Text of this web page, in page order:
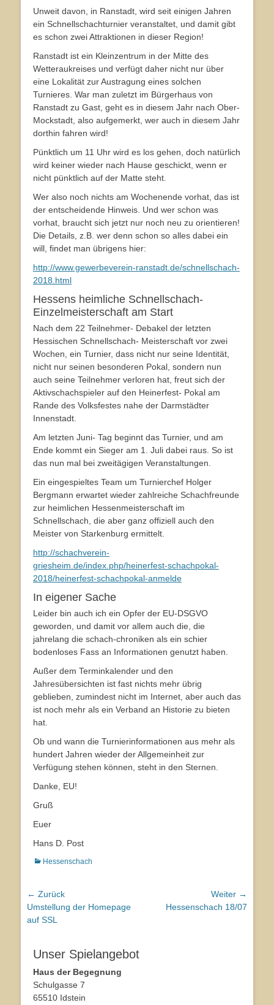
Unweit davon, in Ranstadt, wird seit einigen Jahren
ein Schnellschachturnier veranstaltet, und damit gibt
es schon zwei Attraktionen in dieser Region!
Ranstadt ist ein Kleinzentrum in der Mitte des
Wetteraukreises und verfügt daher nicht nur über
eine Lokalität zur Austragung eines solchen
Turnieres. War man zuletzt im Bürgerhaus von
Ranstadt zu Gast, geht es in diesem Jahr nach Ober-
Mockstadt, also aufgemerkt, wer auch in diesem Jahr
dorthin fahren wird!
Pünktlich um 11 Uhr wird es los gehen, doch natürlich
wird keiner wieder nach Hause geschickt, wenn er
nicht pünktlich auf der Matte steht.
Wer also noch nichts am Wochenende vorhat, das ist
der entscheidende Hinweis. Und wer schon was
vorhat, braucht sich jetzt nur noch neu zu orientieren!
Die Details, z.B. wer denn schon so alles dabei ein
will, findet man übrigens hier:
http://www.gewerbeverein-ranstadt.de/schnellschach-
2018.html
Hessens heimliche Schnellschach-
Einzelmeisterschaft am Start
Nach dem 22 Teilnehmer- Debakel der letzten
Hessischen Schnellschach- Meisterschaft vor zwei
Wochen, ein Turnier, dass nicht nur seine Identität,
nicht nur seinen besonderen Pokal, sondern nun
auch seine Teilnehmer verloren hat, freut sich der
Aktivschachspieler auf den Heinerfest- Pokal am
Rande des Volksfestes nahe der Darmstädter
Innenstadt.
Am letzten Juni- Tag beginnt das Turnier, und am
Ende kommt ein Sieger am 1. Juli dabei raus. So ist
das nun mal bei zweitägigen Veranstaltungen.
Ein eingespieltes Team um Turnierchef Holger
Bergmann erwartet wieder zahlreiche Schachfreunde
zur heimlichen Hessenmeisterschaft im
Schnellschach, die aber ganz offiziell auch den
Meister von Starkenburg ermittelt.
http://schachverein-
griesheim.de/index.php/heinerfest-schachpokal-
2018/heinerfest-schachpokal-anmelde
In eigener Sache
Leider bin auch ich ein Opfer der EU-DSGVO
geworden, und damit vor allem auch die, die
jahrelang die schach-chroniken als ein schier
bodenloses Fass an Informationen genutzt haben.
Außer dem Terminkalender und den
Jahresübersichten ist fast nichts mehr übrig
geblieben, zumindest nicht im Internet, aber auch das
ist noch mehr als ein Verband an Historie zu bieten
hat.
Ob und wann die Turnierinformationen aus mehr als
hundert Jahren wieder der Allgemeinheit zur
Verfügung stehen können, steht in den Sternen.
Danke, EU!
Gruß
Euer
Hans D. Post
Kategorien
Hessenschach
Beitragsnavigation
← Zurück
Vorhergehender
Beitrag:
Umstellung der Homepage
auf SSL
Weiter →
NächsterHessenschach 18/07
Unser Spielangebot
Haus der Begegnung
Schulgasse 7
65510 Idstein